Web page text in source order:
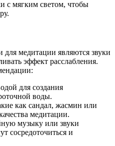
с мягким светом, чтобы
медитации являются звуки
эффект расслабления.
для создания
воды.
как сандал, жасмин или
медитации.
музыку или звуки
сосредоточиться и